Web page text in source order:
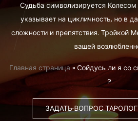
Судьба символизируется
указывает на цикличность, но в
сложности и препятствия. Тройкой
вашей
Главная страница» Сойдусь ли я со
?
ЗАДАТЬ ВОПРОС